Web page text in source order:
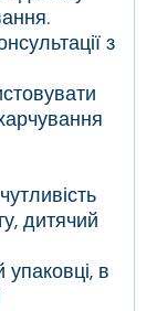
з
дитячий
упаковці, в